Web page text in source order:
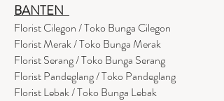
BANTEN
Florist Cilegon / Toko Bunga Cilegon
Florist Merak / Toko Bunga Merak
Florist Serang / Toko Bunga Serang
Florist Pandeglang / Toko Pandeglang
Florist Lebak / Toko Bunga Lebak